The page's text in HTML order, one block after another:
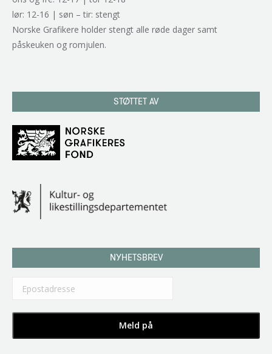
lør: 12-16 | søn – tir: stengt
Norske Grafikere holder stengt alle røde dager samt
påskeuken og romjulen.
STØTTET AV
NYHETSBREV